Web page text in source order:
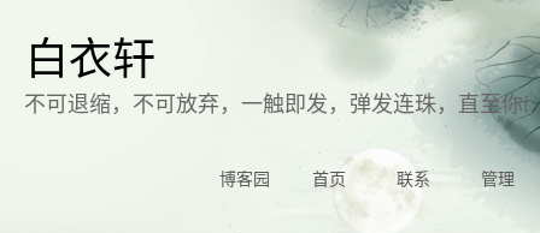
白衣轩
不可退缩，不可放弃，一触即发，弹发连珠，直至你
博客园 首页 联系 管理